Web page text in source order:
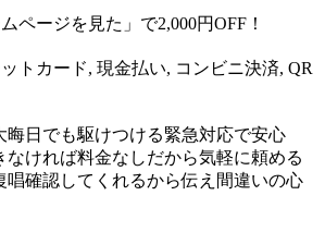
ムページを見た」で2,000円OFF！
トカード, 現金払い, コンビニ決済, QR
晦日でも駆けつける緊急対応で安心
なければ料金なしだから気軽に頼める
唱確認してくれるから伝え間違いの心